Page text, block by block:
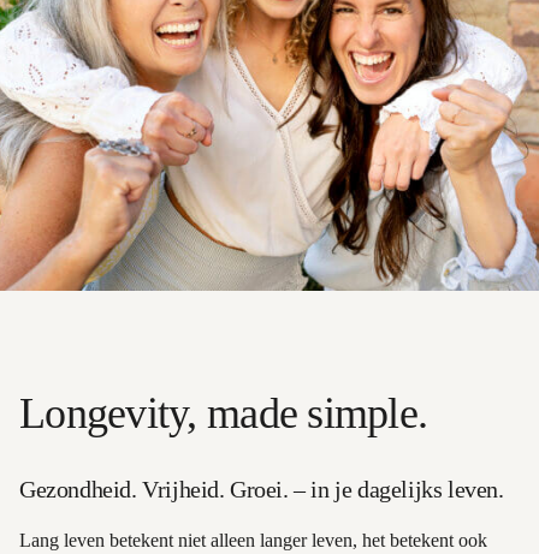
Longevity, made simple.
Gezondheid. Vrijheid. Groei. – in je dagelijks leven.
Lang leven betekent niet alleen langer leven, het betekent ook